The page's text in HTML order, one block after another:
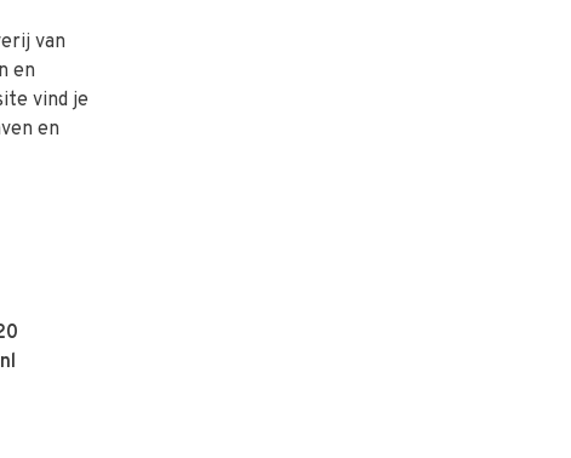
van
en
vind je
en